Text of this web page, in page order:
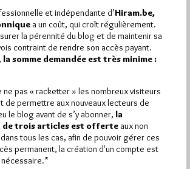
2026, Hiram.be a reçu1 698 visites
ont été lues (Source : Pirsch.io)
Plus d’informations
Quels sont les articles les plus lus du blog ?
et indépendante d’Hiram.be,
a un coût, qui croît régulièrement.
la pérennité du blog et de maintenir sa
contraint de rendre son accès payant.
la somme demandée est très minime :
ne pas « racketter » les nombreux visiteurs
de permettre aux nouveaux lecteurs de
le blog avant de s’y abonner, la
de trois articles est offerte aux non
tous les cas, afin de pouvoir gérer ces
permanent, la création d'un compte est